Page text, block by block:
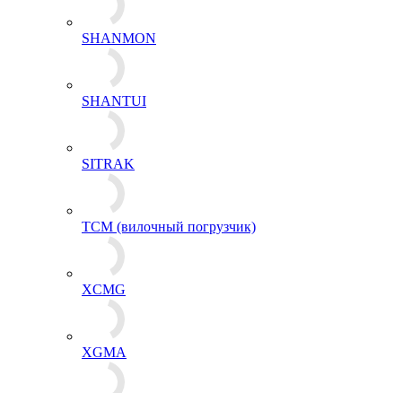
SHANMON
SHANTUI
SITRAK
TCM (вилочный погрузчик)
XCMG
XGMA